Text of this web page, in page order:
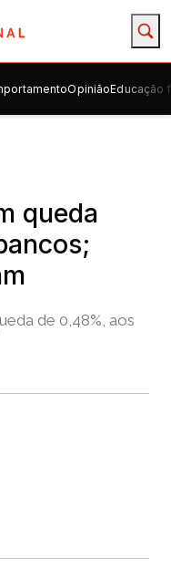
OpiniãoEducação
queda
de 0,48%, aos